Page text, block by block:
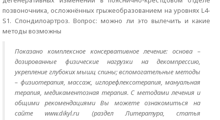
позвоночника, осложнённых грыжеобразованием на уровнях L4-
S1. Спондилоартроз. Вопрос: можно ли это вылечить и какие
методы возможны
Показано комплексное консервативное лечение: основа –
дозированные физические нагрузки на декомпрессию,
укрепление глубоких мышц спины; вспомогательные методы
– физиотерапия, массаж, иглорефлексотерапия, мануальная
терапия, медикаментозная терапия. С методами лечения и
общими рекомендациями Вы можете ознакомиться на
сайте www.dikyl.ru (раздел Литература, статья